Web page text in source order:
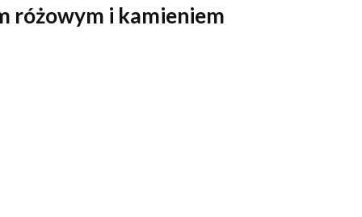
różowym i kamieniem